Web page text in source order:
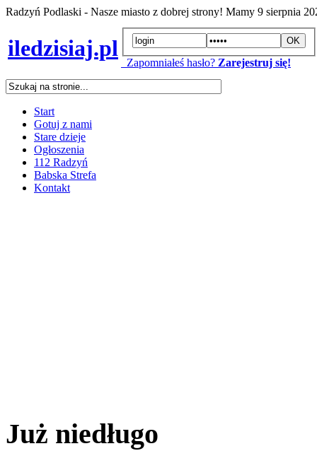
Radzyń Podlaski - Nasze miasto z dobrej strony! Mamy 9 sierpnia
iledzisiaj.pl
Zapomniałeś hasło? Zarejestruj się!
Start
Gotuj z nami
Stare dzieje
Ogłoszenia
112 Radzyń
Babska Strefa
Kontakt
Już niedługo